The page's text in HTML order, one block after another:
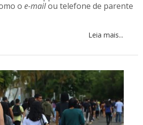
o e-mailou telefone de parente
Leia mais...